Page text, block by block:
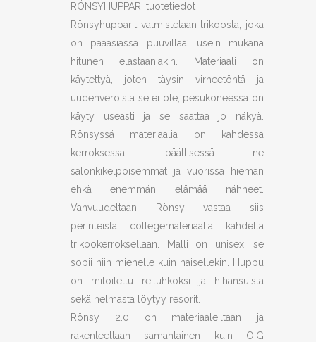
RÖNSYHUPPARI tuotetiedot
Rönsyhupparit valmistetaan trikoosta, joka
on pääasiassa puuvillaa, usein mukana
hitunen elastaaniakin. Materiaali on
käytettyä, joten täysin virheetöntä ja
uudenveroista se ei ole, pesukoneessa on
käyty useasti ja se saattaa jo näkyä.
Rönsyssä materiaalia on kahdessa
kerroksessa, päällisessä ne
salonkikelpoisemmat ja vuorissa hieman
ehkä enemmän elämää nähneet.
Vahvuudeltaan Rönsy vastaa siis
perinteistä collegemateriaalia kahdella
trikookerroksellaan. Malli on unisex, se
sopii niin miehelle kuin naisellekin. Huppu
on mitoitettu reiluhkoksi ja hihansuista
sekä helmasta löytyy resorit.
Rönsy 2.0 on materiaaleiltaan ja
rakenteeltaan samanlainen kuin O.G